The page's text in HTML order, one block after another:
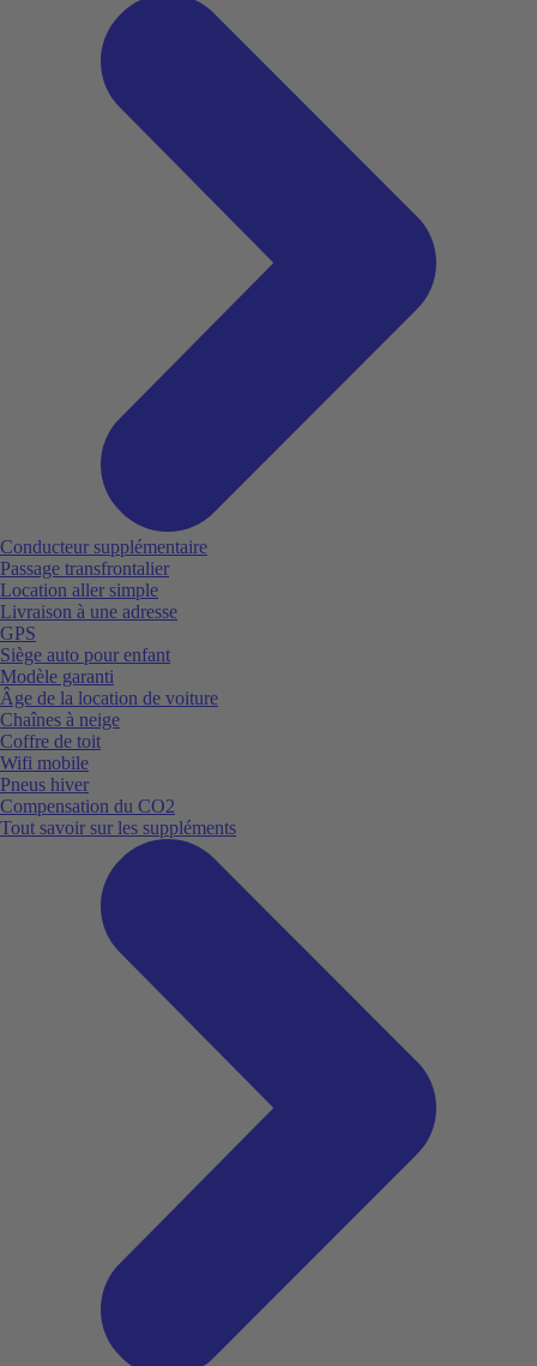
Conducteur supplémentaire
Passage transfrontalier
Location aller simple
Livraison à une adresse
GPS
Siège auto pour enfant
Modèle garanti
Âge de la location de voiture
Chaînes à neige
Coffre de toit
Wifi mobile
Pneus hiver
Compensation du CO2
Tout savoir sur les suppléments